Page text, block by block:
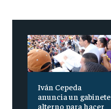
Iván Cepeda
anuncia un gabinete
alterno para hacer